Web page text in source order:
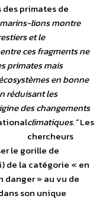
primates de
lions montre
et le
ces fragments ne
primates mais
en bonne
réduisant les
des changements
climatiques.”Les
chercheurs
le gorille de
de la catégorie « en
danger » au vu de
son unique